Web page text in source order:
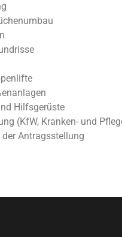
Hilfsgerüste
(KfW, Kranken- und
Antragsstellung